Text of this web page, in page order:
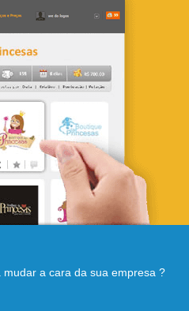
mudar a cara da sua empresa ?